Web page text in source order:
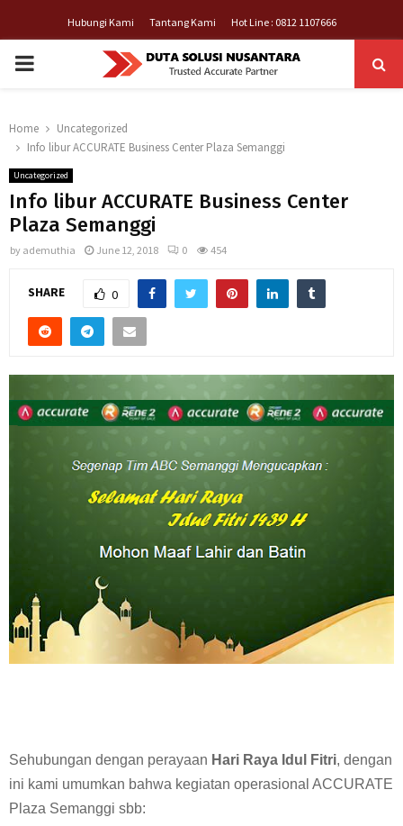
Hubungi Kami Tantang Kami Hot Line : 0812 1107666
PRIMARY
Home
Uncategorized
Info libur ACCURATE Business Center Plaza Semanggi
Uncategorized
Info libur ACCURATE Business Center
Plaza Semanggi
by ademuthia June 12, 2018 0 454
SHARE 0
Sehubungan dengan perayaan Hari Raya Idul Fitri, dengan
ini kami umumkan bahwa kegiatan operasional ACCURATE
Plaza Semanggi sbb: